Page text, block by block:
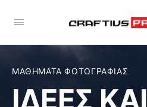
ΜΑΘΗΜΑΤΑ ΦΩΤΟΓΡΑΦΙΑΣ
ΙΔΕΕΣ ΚΑΙ